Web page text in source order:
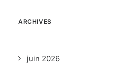
ARCHIVES
juin 2026